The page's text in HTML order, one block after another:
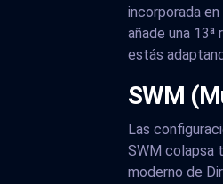
incorporada
añade una
estás
SWM
Las
SWM colapsa
moderno de